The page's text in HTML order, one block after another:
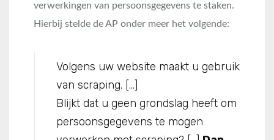
verwerkingen van persoonsgegevens te staken.
Hierbij stelde de AP onder meer het volgende:
Volgens uw website maakt u gebruik
van scraping. […]
Blijkt dat u geen grondslag heeft om
persoonsgegevens te mogen